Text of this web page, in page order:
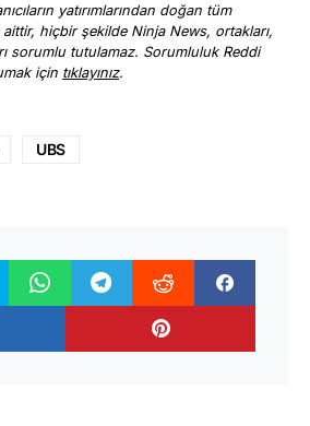
yatırımlarından doğan tüm
aittir, hiçbir şekilde Ninja News, ortakları,
sorumlu tutulamaz. Sorumluluk Reddi
için tıklayınız.
UBS